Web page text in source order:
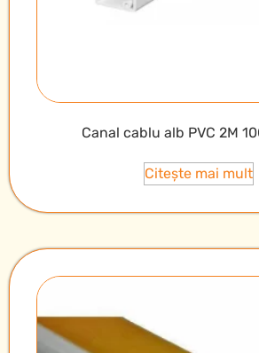
Canal cablu alb PVC 2M
Citește mai mult